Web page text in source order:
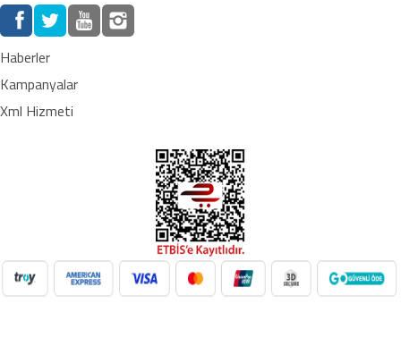
Haberler
Kampanyalar
Xml Hizmeti